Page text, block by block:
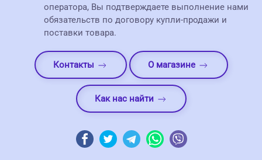
оператора, Вы подтверждаете выполнение нами
обязательств по договору купли-продажи и
поставки товара.
Контакты О магазине
Как нас найти